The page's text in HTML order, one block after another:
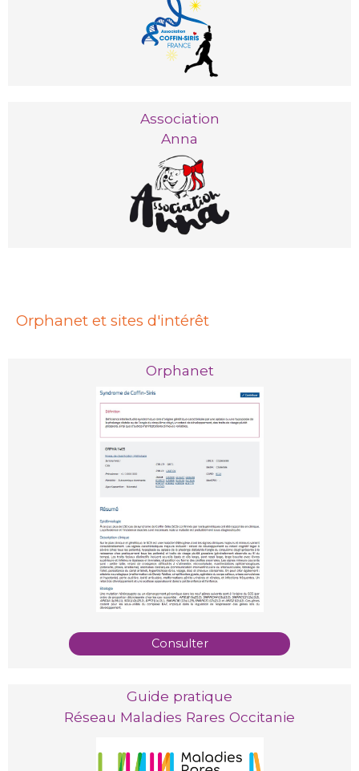
Association
Anna
Orphanet et sites d'intérêt
Orphanet
Consulter
Guide pratique
Réseau Maladies Rares Occitanie